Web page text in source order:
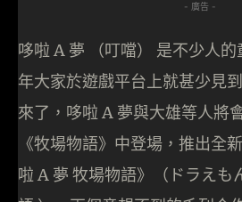
- 廣告 -
哆啦 A 夢 （叮噹） 是不少人
年大家於遊戲平台上就甚少見
來了，哆啦 A 夢與大雄等人將
《牧場物語》中登場，推出全
啦 A 夢 牧場物語》（ドラえ